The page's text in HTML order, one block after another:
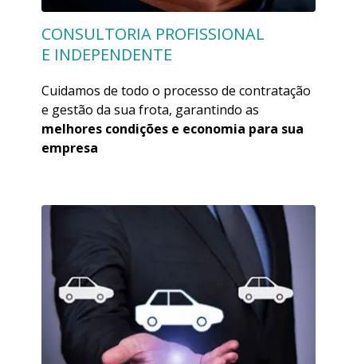
CONSULTORIA PROFISSIONAL
E INDEPENDENTE
Cuidamos de todo o processo de contratação
e gestão da sua frota, garantindo as
melhores condições e economia para sua
empresa